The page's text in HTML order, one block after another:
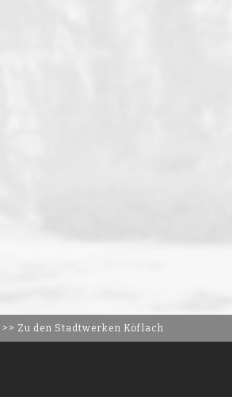
>> Zu den Stadtwerken Köflach